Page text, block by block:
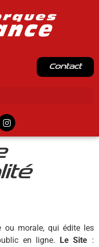
Contact
ou morale, qui édite les
en ligne. Le Site :